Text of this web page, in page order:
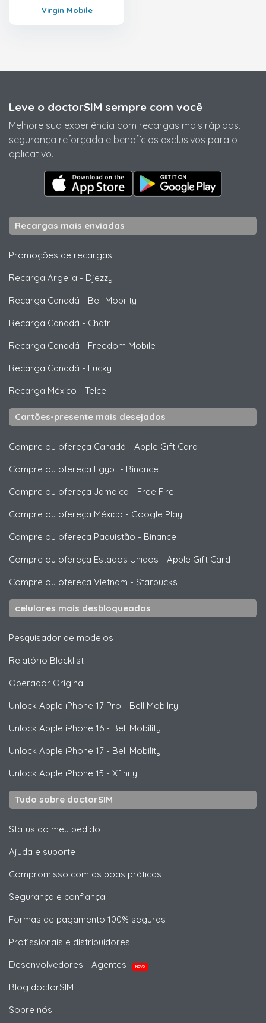
Virgin Mobile
Leve o doctorSIM sempre com você
Melhore sua experiência com recargas mais rápidas,
segurança reforçada e benefícios exclusivos para o
aplicativo.
Recargas mais enviadas
Promoções de recargas
Recarga Argelia - Djezzy
Recarga Canadá - Bell Mobility
Recarga Canadá - Chatr
Recarga Canadá - Freedom Mobile
Recarga Canadá - Lucky
Recarga México - Telcel
Cartões-presente mais desejados
Compre ou ofereça Canadá - Apple Gift Card
Compre ou ofereça Egypt - Binance
Compre ou ofereça Jamaica - Free Fire
Compre ou ofereça México - Google Play
Compre ou ofereça Paquistão - Binance
Compre ou ofereça Estados Unidos - Apple Gift Card
Compre ou ofereça Vietnam - Starbucks
celulares mais desbloqueados
Pesquisador de modelos
Relatório Blacklist
Operador Original
Unlock Apple iPhone 17 Pro - Bell Mobility
Unlock Apple iPhone 16 - Bell Mobility
Unlock Apple iPhone 17 - Bell Mobility
Unlock Apple iPhone 15 - Xfinity
Tudo sobre doctorSIM
Status do meu pedido
Ajuda e suporte
Compromisso com as boas práticas
Segurança e confiança
Formas de pagamento 100% seguras
Profissionais e distribuidores
Desenvolvedores - Agentes
NOVO
Blog doctorSIM
Sobre nós